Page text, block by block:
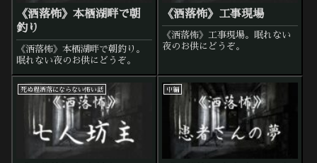
《洒落怖》本栖湖畔で朝
釣り
《洒落怖》本栖湖畔で朝釣り。
眠れない夜のお供にどうぞ。
《洒落怖》工事現場
《洒落怖》工事現場。眠れない
夜のお供にどうぞ。
死ぬ程洒落にならない怖い話 中編